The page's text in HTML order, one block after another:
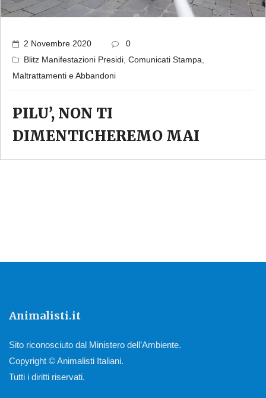
2 Novembre 2020
0
Blitz Manifestazioni Presidi, Comunicati Stampa,
Maltrattamenti e Abbandoni
PILU’, NON TI
DIMENTICHEREMO MAI
Animalisti.it
Sito riconosciuto dal Ministero dell’Ambiente.
Copyright © Animalisti Italiani.
Tutti i diritti riservati.